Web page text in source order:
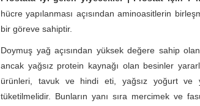
hücre yapılanması açısından aminoasitlerin
bir göreve sahiptir.
Doymuş yağ açısından yüksek değere sahip
ancak yağsız protein kaynağı olan besinler
ürünleri, tavuk ve hindi eti, yağsız yoğurt ve
tüketilmelidir. Bunların yanı sıra mercimek ve